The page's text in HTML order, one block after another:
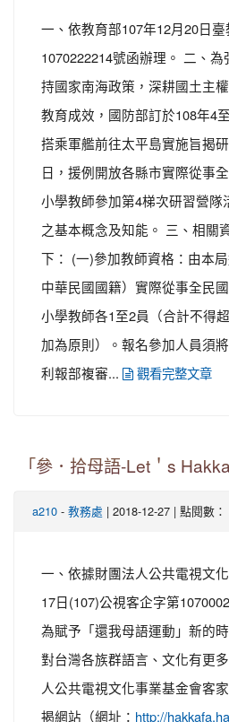
一、依教育部107年12月20日
1070222214號函辦理。 二、
持國家南海政策，深耕國土主
教育成效，國防部訂於108年4
搭乘軍艦前往太平島實施旨揭
日，援例開放各縣市實際從事
小學教師參加第4梯次研習營隊
之基本概念及知能。 三、相關
下： (一)參加教師資格：由本
中華民國國籍）實際從事全民
小學教師各1至2員（合計不得
加為原則）。報名參加人員須
利報部複審...
觀看完整文章
「參．拾母語-Let＇s Hakka
a210 - 教務處 | 2018-12-27 | 點閱數
一、依據財團法人公共電視文
17日(107)公視客企字第
為賦予「還我母語運動」新的
對台灣各族群語言、文化有更
人公共電視文化事業基金會客
揭網站（網址： http://